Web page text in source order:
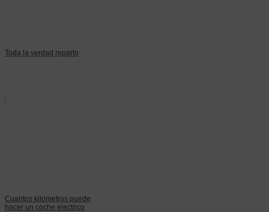
Toda la verdad reparto
Cuantos kilometros puede
hacer un coche electrico